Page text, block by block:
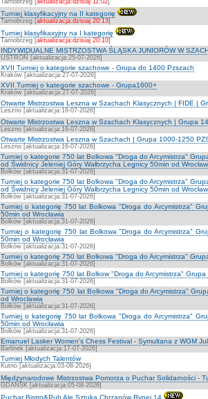
Tarnobrzeg [aktualizacja:dzisiaj 11:02]
Turniej klasyfikacyjny na II kategorię
Tarnobrzeg [aktualizacja:dzisiaj 20:13]
Turniej klasyfikaxyjny na I kategorię
Tarnobrzeg [aktualizacja:dzisiaj 20:10]
INDYWIDUALNE MISTRZOSTWA ŚLĄSKA JUNIORÓW W
USTROŃ [aktualizacja:25-07-2026]
XVII Turniej o kategorie szachowe - Grupa do 1400 Pzszach
Kraków [aktualizacja:27-07-2026]
XVII Turniej o kategorie szachowe - Grupa1600+
Kraków [aktualizacja:27-07-2026]
Otwarte Mistrzostwa Leszna w Szachach Klasycznych | FIDE |
Leszno [aktualizacja:16-07-2026]
Otwarte Mistrzostwa Leszna w Szachach Klasycznych | Grupa
Leszno [aktualizacja:16-07-2026]
Otwarte Mistrzostwa Leszna w Szachach | Grupa 1000-1250
Leszno [aktualizacja:16-07-2026]
Turniej o kategorie 750 lat Bolkowa "Droga do Arcymistrza"
od Świdnicy Jeleniej Góry Wałbrzycha Legnicy 50min od Wrocław
Bolków [aktualizacja:31-07-2026]
Turniej o kategorie 750 lat Bolkowa "Droga do Arcymistrza"
od Świdnicy Jeleniej Góry Wałbrzycha Legnicy 50min od Wrocław
Bolków [aktualizacja:31-07-2026]
Turniej o kategorię 750 lat Bolkowa "Droga do Arcymistrza"
50min od Wrocławia
Bolków [aktualizacja:31-07-2026]
Turniej o kategorię 750 lat Bolkowa "Droga do Arcymistrza"
50min od Wrocławia
Bolków [aktualizacja:31-07-2026]
Turniej o kategorię 750 lat Bolkowa "Droga do Arcymistrza"
Bolków [aktualizacja:31-07-2026]
Turniej o kategorię 750 lat Bolkow "Droga do Arcymistrza" Grupa
Bolków [aktualizacja:31-07-2026]
Turniej o kategorię 750 lat Bolkowa "Droga do Arcymistrza"
od Wrocławia
Bolków [aktualizacja:31-07-2026]
Turniej o kategorię 750 lat Bolkowa "Droga do Arcymistrza"
50min od Wrocławia
Bolków [aktualizacja:31-07-2026]
Emanuel Lasker Women's Chess Festival - Symultana z WGM
Barlinek [aktualizacja:17-07-2026]
Turniej Młodych Talentów
Kutno [aktualizacja:03-08-2026]
Międzynarodowe Mistrzostwa Pomorza o Puchar Solidarności -
GDAŃSK [aktualizacja:05-08-2026]
Puchar Bistro&Pub Ale Sztuka Chrzanów Rynej 14